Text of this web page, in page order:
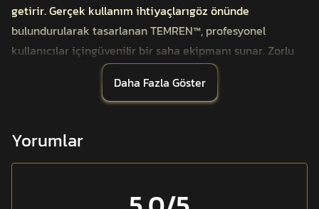
getirir. Gerçek kullanım ihtiyaçlarıgöz önünde
bulundurularak tasarlanan TEMREN™, profesyonel
kullanıcılar içingüvenilir bir saha ekipmanı sunar. Zorlu
saha koşullarında yüksek performanssağlarken, günlük
kullanım ve doğa faaliyetlerinde de işlevselliğini korur.
N690 çelik yapısı, 4.2mm güçlendirilmiş namlu kalınlığı
ve yüksek sertlik değeri sayesinde uzunsüreli dayanıklılık
sunar. Mat siyah seramik kaplama, ışık yansımasını
minimumseviyeye indirerek kamuflaj disiplinini
Daha Fazla Göster
Yorumlar